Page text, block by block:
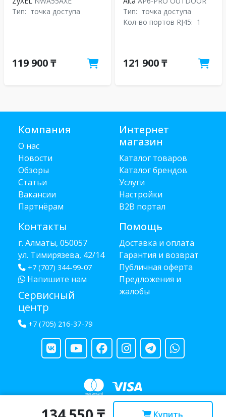
Купить
Тип: точка доступа
119 900 ₸
Тип: точка доступа
Кол-во портов RJ45: 1
121 900 ₸
Компания
О нас
Новости
Обзоры
Статьи
Вакансии
Партнёрам
Контакты
г. Алматы, 050057
ул. Тимирязева, 42/14
+7 (707) 344-99-07
Напишите нам
Сервисный
центр
+7 (705) 216-37-79
Интернет
магазин
Каталог товаров
Каталог брендов
Услуги
Настройки
B2B портал
Помощь
Доставка и оплата
Гарантия и возврат
Публичная оферта
Предложения и
жалобы
Copyright © 2013 - 2026 RUBA - разработаноwebula.kz